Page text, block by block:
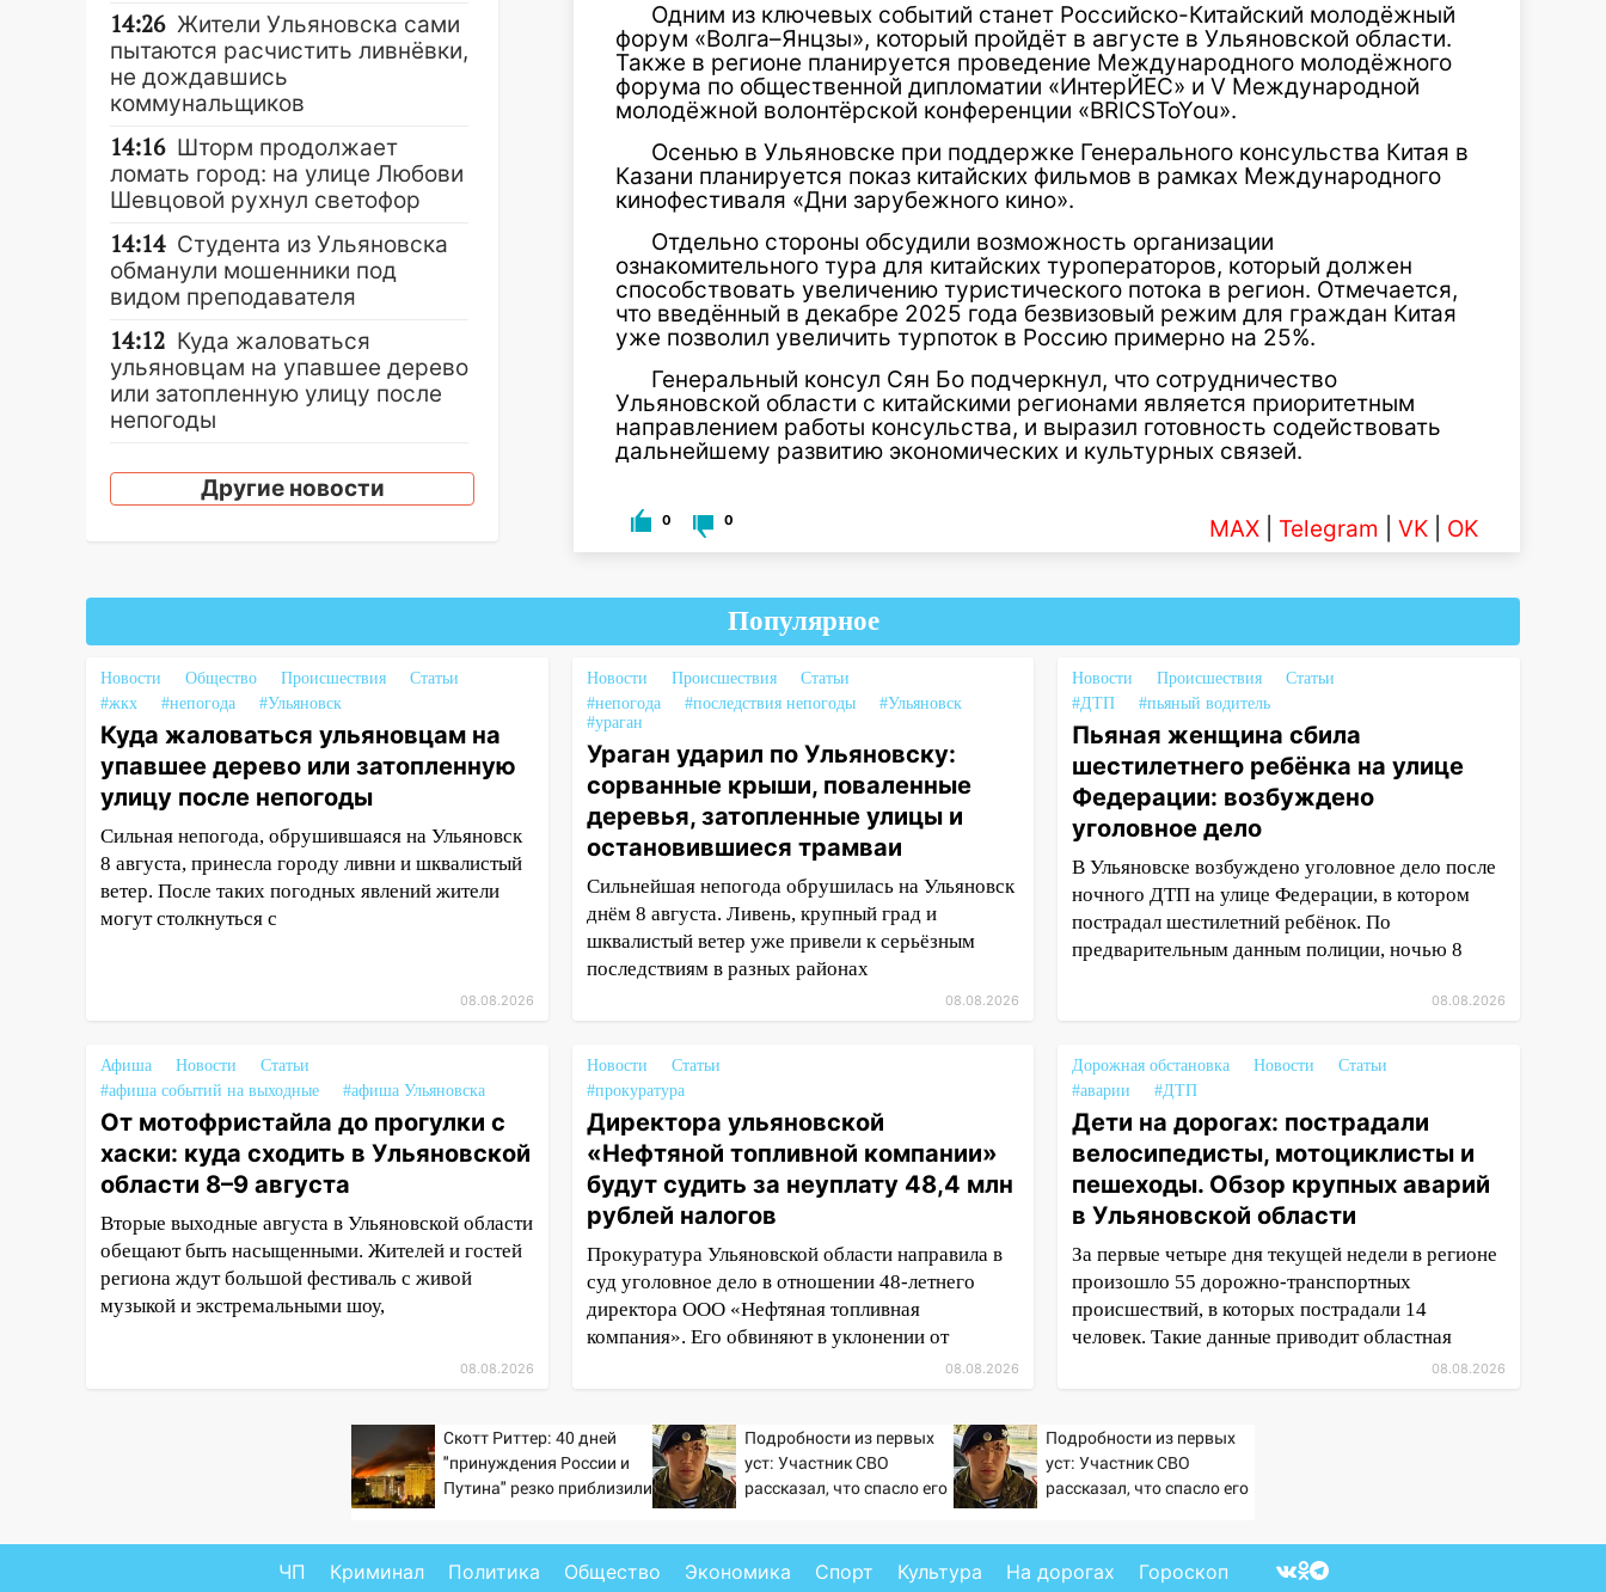
Одним из ключевых событий станет Российско-Китайский молодёжный
форум «Волга–Янцзы», который пройдёт в августе в Ульяновской области.
Также в регионе планируется проведение Международного молодёжного
форума по общественной дипломатии «ИнтерЙЕС» и V Международной
молодёжной волонтёрской конференции «BRICSToYou».
Осенью в Ульяновске при поддержке Генерального консульства Китая в
Казани планируется показ китайских фильмов в рамках Международного
кинофестиваля «Дни зарубежного кино».
Отдельно стороны обсудили возможность организации
ознакомительного тура для китайских туроператоров, который должен
способствовать увеличению туристического потока в регион. Отмечается,
что введённый в декабре 2025 года безвизовый режим для граждан Китая
уже позволил увеличить турпоток в Россию примерно на 25%.
Генеральный консул Сян Бо подчеркнул, что сотрудничество
Ульяновской области с китайскими регионами является приоритетным
направлением работы консульства, и выразил готовность содействовать
дальнейшему развитию экономических и культурных связей.
0 0 MAX Telegram VK OK
14:26 Жители Ульяновска сами
пытаются расчистить ливнёвки,
не дождавшись
коммунальщиков
14:16 Шторм продолжает
ломать город: на улице Любови
Шевцовой рухнул светофор
14:14 Студента из Ульяновска
обманули мошенники под
видом преподавателя
14:12 Куда жаловаться
ульяновцам на упавшее дерево
или затопленную улицу после
непогоды
13:59
ураганным ветром сорвало
крушить Ульяновск: дерево
рухнуло на дом на
Орджоникидзе
13:47 На Нижней Террасе
мощным ветром вырвало
дерево с корнем
13:46 Сильный ветер сорвал
крышу с СТО на проспекте
Созидателей
рельсов
13:22 Упавшие деревья
перекрыли дороги в
Ульяновске: фото
13:17 Непогода в Ульяновске
не закончится сегодня:
сильные ливни сохранятся 9
августа
13:15
Трижды «брал в долг»
Ураган оторвал светофор
на проспекте Филатова в
13:12 Дерево пробило крышу
дома на Новгородской в
Другие новости
Популярное
Новости Общество Происшествия
Статьи
#жкх
#непогода #Ульяновск
Куда жаловаться ульяновцам на
упавшее дерево или затопленную
улицу после непогоды
Сильная непогода, обрушившаяся на Ульяновск
8 августа, принесла городу ливни и шквалистый
ветер. После таких погодных явлений жители
могут столкнуться с
08.08.2026
Новости Происшествия
Статьи
#непогода
#последствия непогоды
#Ульяновск
#ураган
Ураган ударил по Ульяновску:
сорванные крыши, поваленные
деревья, затопленные улицы и
остановившиеся трамваи
Сильнейшая непогода обрушилась на Ульяновск
днём 8 августа. Ливень, крупный град и
шквалистый ветер уже привели к серьёзным
последствиям в разных районах
08.08.2026
Новости Происшествия
Статьи
#ДТП
#пьяный водитель
Пьяная женщина сбила
шестилетнего ребёнка на улице
Федерации: возбуждено
уголовное дело
В Ульяновске возбуждено уголовное дело после
ночного ДТП на улице Федерации, в котором
пострадал шестилетний ребёнок. По
предварительным данным полиции, ночью 8
08.08.2026
Афиша Новости
Статьи
#афиша событий на выходные
#афиша Ульяновска
От мотофристайла до прогулки с
хаски: куда сходить в Ульяновской
области 8–9 августа
Вторые выходные августа в Ульяновской области
обещают быть насыщенными. Жителей и гостей
региона ждут большой фестиваль с живой
музыкой и экстремальными шоу,
08.08.2026
Новости
Статьи
#прокуратура
Директора ульяновской
«Нефтяной топливной компании»
будут судить за неуплату 48,4 млн
рублей налогов
Прокуратура Ульяновской области направила в
суд уголовное дело в отношении 48-летнего
директора ООО «Нефтяная топливная
компания». Его обвиняют в уклонении от
08.08.2026
Дорожная обстановка Новости
Статьи
#аварии
#ДТП
Дети на дорогах: пострадали
велосипедисты, мотоциклисты и
пешеходы. Обзор крупных аварий
в Ульяновской области
За первые четыре дня текущей недели в регионе
произошло 55 дорожно-транспортных
происшествий, в которых пострадали 14
человек. Такие данные приводит областная
08.08.2026
Скотт Риттер: 40 дней
"принуждения России и
Путина" резко приблизили
Подробности из первых
уст: Участник СВО
рассказал, что спасло его
Подробности из первых
уст: Участник СВО
рассказал, что спасло его
ЧП Криминал Политика Общество Экономика Спорт Культура На дорогах Гороскоп